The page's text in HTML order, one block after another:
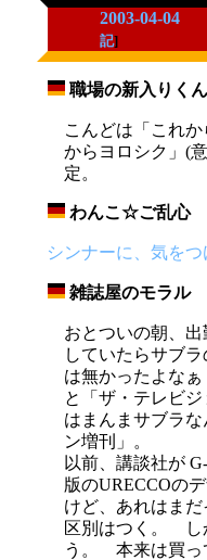
2003-04-04
記]
職場の新入りくん
こんどは「これ
からヨロシク」(
定。
わんこ☆ご乱心
シンナーに、気を
雑誌屋のモラル
おとついの朝、
していたらサブ
は無かったよな
と「ザ・テレビ
はまんまサブラ
ン増刊」。
以前、講談社が
版のURECCOの
けど、あれはま
区別はつく。 し
う。 本来は買っ